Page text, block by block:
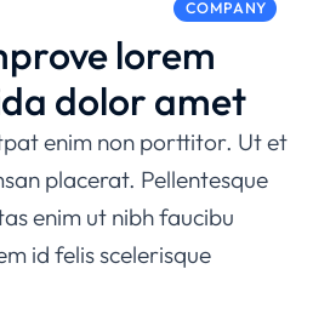
COMPANY
lorem
dolor amet
enim non porttitor. Ut et
placerat. Pellentesque
enim ut nibh faucibu
id felis scelerisque